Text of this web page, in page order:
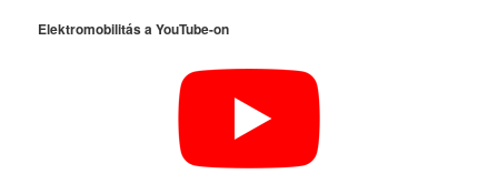
Elektromobilitás a YouTube-on